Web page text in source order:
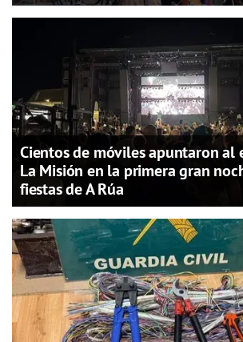
Cientos de móviles apuntaron al
La Misión en la primera gran
fiestas de A Rúa